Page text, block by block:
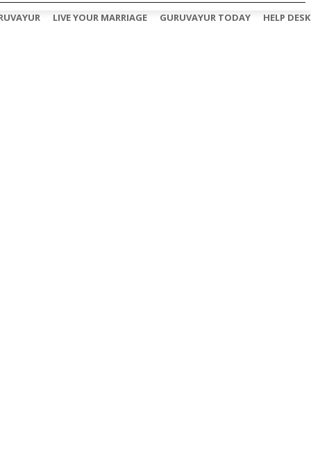
LIVE YOUR MARRIAGE GURUVAYUR TODAY HELP DESK